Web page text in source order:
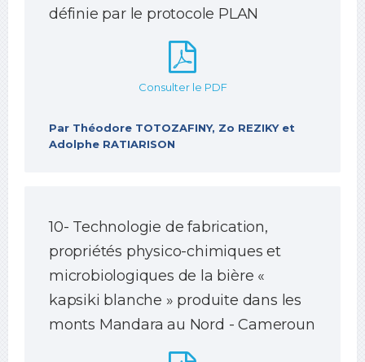
définie par le protocole PLAN
Consulter le PDF
Par Théodore TOTOZAFINY, Zo REZIKY et
Adolphe RATIARISON
10- Technologie de fabrication,
propriétés physico-chimiques et
microbiologiques de la bière «
kapsiki blanche » produite dans les
monts Mandara au Nord - Cameroun